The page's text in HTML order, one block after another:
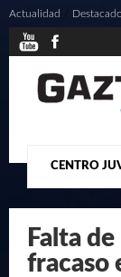
CENTRO
¿QUIENES
Actualidad
Falta
fracaso